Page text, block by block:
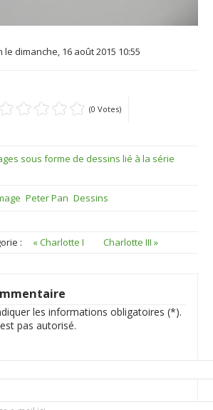
dimanche, 16 août 2015 10:55
(0 Votes)
sous forme de dessins lié à la série
Peter Pan Dessins
: « Charlotte I Charlotte III »
les informations obligatoires (*).
pas autorisé.